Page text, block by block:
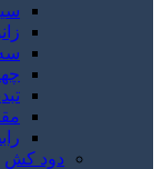
زانو 90 و 45 درجه
سه راهی
چهارراه
دود کش